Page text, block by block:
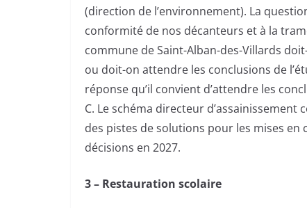
(direction de l’environnement). La
conformité de nos décanteurs et à la
commune de Saint-Alban-des-Villards
ou doit-on attendre les conclusions de
réponse qu’il convient d’attendre les
C. Le schéma directeur
des pistes de solutions pour les mises
décisions en 2027.
3 – Restauration scolaire